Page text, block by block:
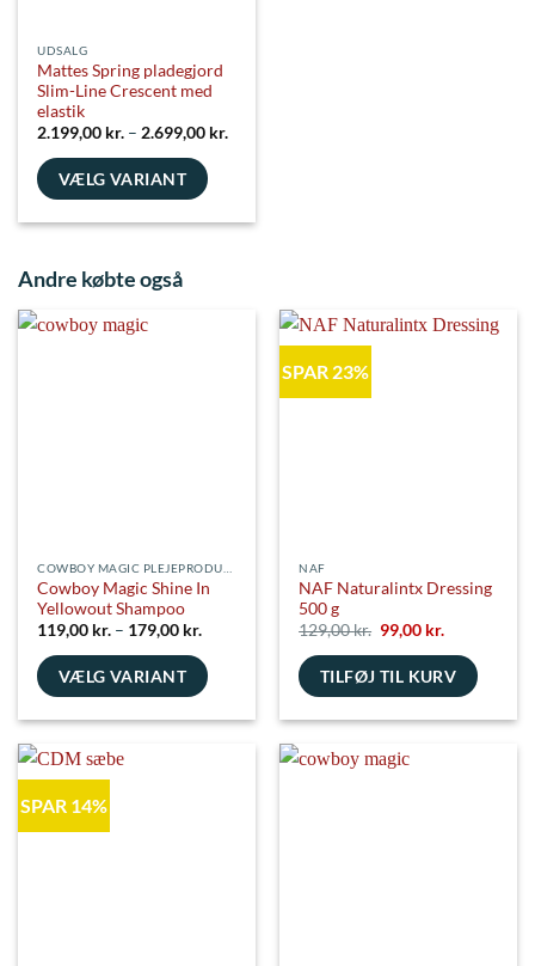
UDSALG
Mattes Spring pladegjord
Slim-Line Crescent med
elastik
2.199,00 kr. – 2.699,00 kr.Prisinterval:
VÆLG VARIANT
flere
varianter.
Mulighederne
Andre købte også
Cowboy Magic Shine In
Yellowout Shampoo
119,00 kr. – 179,00 kr.
til
179,00 kr.
VÆLG VARIANT
har
flere
varianter.
Mulighederne
SPAR 23%
NAF
NAF Naturalintx Dressing
500 g
129,00kr. Den
oprindelige
pris
var:
99,00 kr.
pris
er:
99,00 kr..
TILFØJ TIL KURV
SPAR 14%